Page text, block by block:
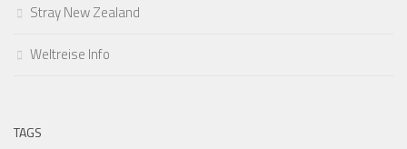
Stray New Zealand
Weltreise Info
TAGS